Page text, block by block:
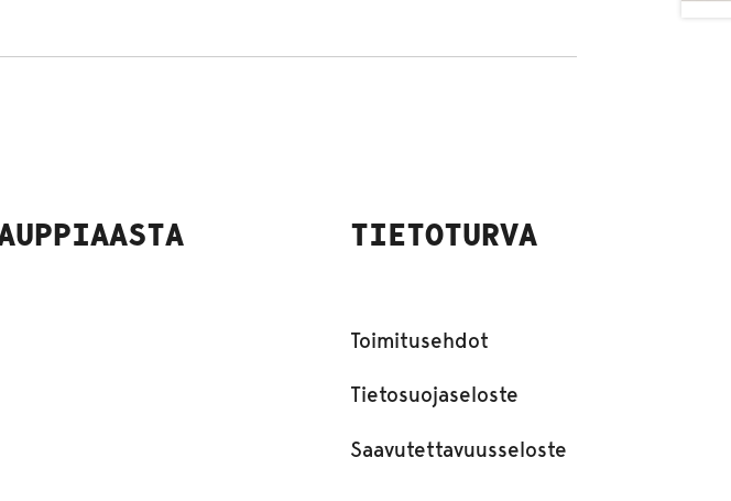
TIETOTURVA
Toimitusehdot
Tietosuojaseloste
Saavutettavuusseloste